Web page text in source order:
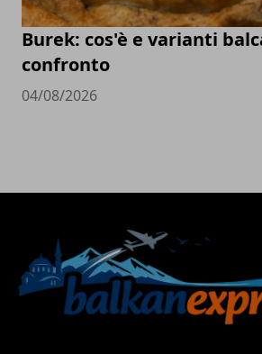
Burek: cos'è e varianti
confronto
04/08/2026